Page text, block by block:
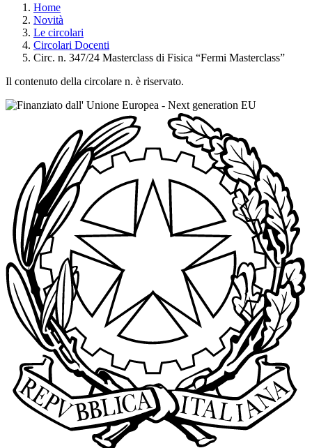
Home
Novità
Le circolari
Circolari Docenti
Circ. n. 347/24 Masterclass di Fisica “Fermi Masterclass”
Il contenuto della circolare n. è riservato.